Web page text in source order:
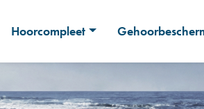
Hoorcompleet